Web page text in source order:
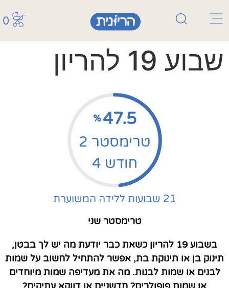
0
שבוע 19 להריון
47.5
%
טרימסטר 2
חודש 4
21 שבועות ללידה המשוערת
טרימסטר שני
בשבוע 19 להריון כשאת כבר יודעת מה יש לך בבטן,
תינוק בן או תינוקת בת, אפשר להתחיל לחשוב על שמות
לבנים או שמות לבנות. מה את מעדיפה שמות מיוחדים